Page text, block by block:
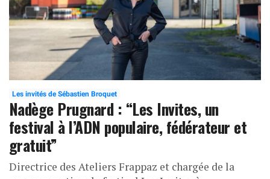
Les invités de Sébastien Broquet
Nadège Prugnard : “Les Invites, un
festival à l’ADN populaire, fédérateur et
gratuit”
Directrice des Ateliers Frappaz et chargée de la